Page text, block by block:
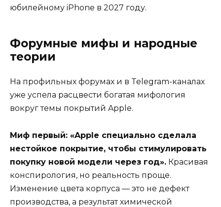
юбилейному iPhone в 2027 году.
Форумные мифы и народные
теории
На профильных форумах и в Telegram-каналах
уже успела расцвести богатая мифология
вокруг темы покрытий Apple.
Миф первый: «Apple специально сделала
нестойкое покрытие, чтобы стимулировать
покупку новой модели через год». Красивая
конспирология, но реальность проще.
Изменение цвета корпуса — это не дефект
производства, а результат химической